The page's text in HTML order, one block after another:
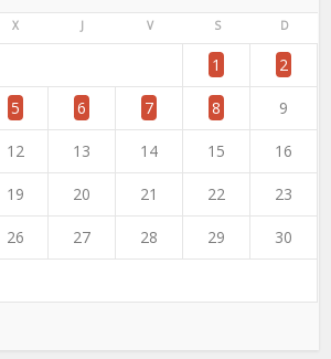
X J V S D
1 2
5 6 7 8 9
12 13 14 15 16
19 20 21 22 23
26 27 28 29 30